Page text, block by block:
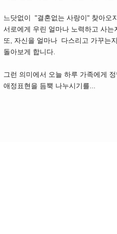
느닷없이 "결혼없는 사랑이" 찾아오
서로에게 우린 얼마나 노력하고 사는
또, 자신을 얼마나 다스리고 가꾸는
돌아보게 합니다.
그런 의미에서 오늘 하루 가족에게
애정표현을 듬뿍 나누시기를...